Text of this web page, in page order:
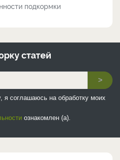
подкормки
статей
>
я соглашаюсь на обработку моих
ознакомлен (а).